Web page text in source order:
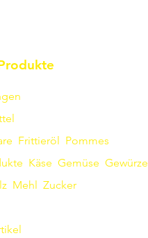
Frittieröl Pommes
Käse Gemüse Gewürze
Mehl Zucker